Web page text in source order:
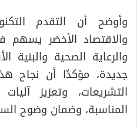
وأوضح أن التقدم
والاقتصاد الأخضر
والرعاية الصحية
جديدة، مؤكدًا أن نجاح
التشريعات، وتعزيز
المناسبة، وضمان وضوح